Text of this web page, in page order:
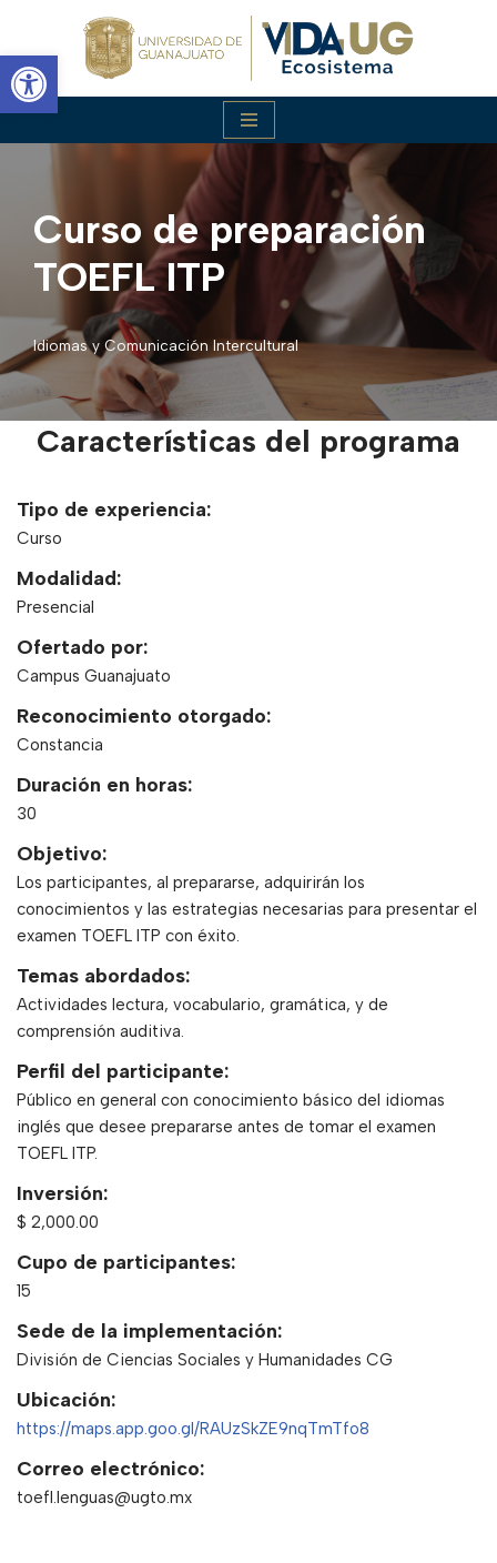
Abrir barra de herramientas
Saltar
al
contenido
Curso de preparación
TOEFL ITP
Idiomas y Comunicación Intercultural
Características del programa
Tipo de experiencia:
Curso
Modalidad:
Presencial
Ofertado por:
Campus Guanajuato
Reconocimiento otorgado:
Constancia
Duración en horas:
30
Objetivo:
Los participantes, al prepararse, adquirirán los
conocimientos y las estrategias necesarias para presentar el
examen TOEFL ITP con éxito.
Temas abordados:
Actividades lectura, vocabulario, gramática, y de
comprensión auditiva.
Perfil del participante:
Público en general con conocimiento básico del idiomas
inglés que desee prepararse antes de tomar el examen
TOEFL ITP.
Inversión:
$ 2,000.00
Cupo de participantes:
15
Sede de la implementación:
División de Ciencias Sociales y Humanidades CG
Ubicación:
https://maps.app.goo.gl/RAUzSkZE9nqTmTfo8
Correo electrónico:
toefl.lenguas@ugto.mx